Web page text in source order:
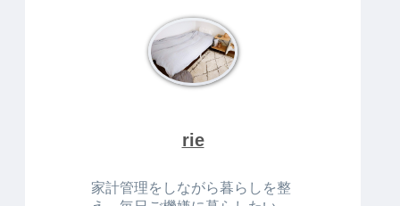
rie
家計管理をしながら暮らしを整